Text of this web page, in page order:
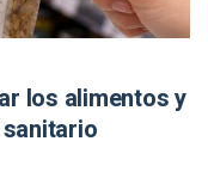
los alimentos y